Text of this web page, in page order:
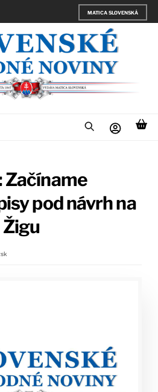
MATICA SLOVENSKÁ
Začíname
pod návrh na
Žigu